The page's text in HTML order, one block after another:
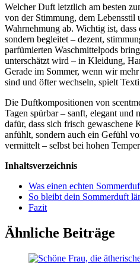
Welcher Duft letztlich am besten
von der Stimmung, dem Lebensstil
Wahrnehmung ab. Wichtig ist,
sondern begleitet – dezent,
parfümierten Waschmittelpods
unterschätzt wird – in Kleidung,
Gerade im Sommer, wenn wir
sind und öfter wechseln, spielt
Die Duftkompositionen von
Tagen spürbar – sanft, elegant und
dafür, dass sich frisch gewaschene
anfühlt, sondern auch ein Gefühl
vermittelt – selbst bei hohen
Inhaltsverzeichnis
Was einen echten
So bleibt dein Sommerduft
Fazit
Ähnliche Beiträge